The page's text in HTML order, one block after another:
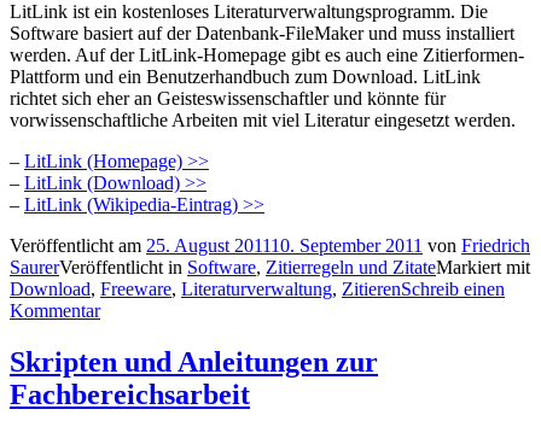
LitLink ist ein kostenloses Literaturverwaltungsprogramm. Die
Software basiert auf der Datenbank-FileMaker und muss installiert
werden. Auf der LitLink-Homepage gibt es auch eine Zitierformen-
Plattform und ein Benutzerhandbuch zum Download. LitLink
richtet sich eher an Geisteswissenschaftler und könnte für
vorwissenschaftliche Arbeiten mit viel Literatur eingesetzt werden.
– LitLink (Homepage) >>
– LitLink (Download) >>
– LitLink (Wikipedia-Eintrag) >>
Veröffentlicht am 25. August 201110. September 2011 von Friedrich
SaurerVeröffentlicht in Software, Zitierregeln und ZitateMarkiert mit
Download, Freeware, Literaturverwaltung, ZitierenSchreib einen
Kommentar
Skripten und Anleitungen zur
Fachbereichsarbeit